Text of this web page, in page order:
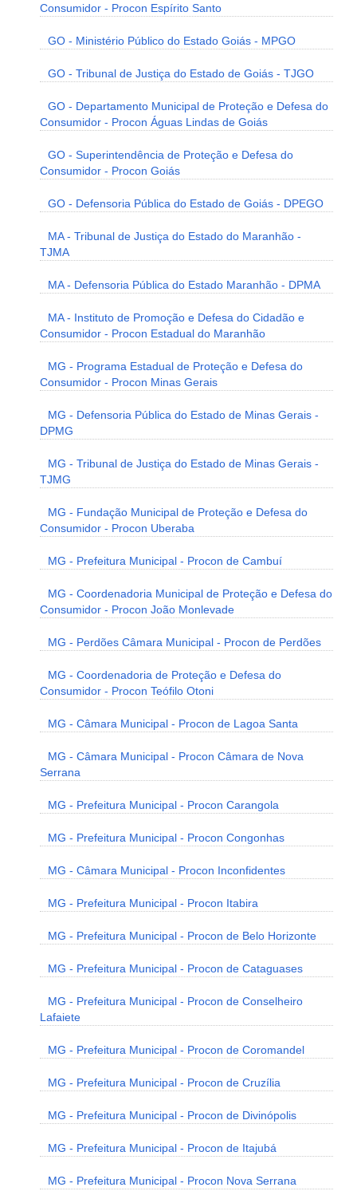
Consumidor - Procon Espírito Santo
GO - Ministério Público do Estado Goiás - MPGO
GO - Tribunal de Justiça do Estado de Goiás - TJGO
GO - Departamento Municipal de Proteção e Defesa do
Consumidor - Procon Águas Lindas de Goiás
GO - Superintendência de Proteção e Defesa do
Consumidor - Procon Goiás
GO - Defensoria Pública do Estado de Goiás - DPEGO
MA - Tribunal de Justiça do Estado do Maranhão -
TJMA
MA - Defensoria Pública do Estado Maranhão - DPMA
MA - Instituto de Promoção e Defesa do Cidadão e
Consumidor - Procon Estadual do Maranhão
MG - Programa Estadual de Proteção e Defesa do
Consumidor - Procon Minas Gerais
MG - Defensoria Pública do Estado de Minas Gerais -
DPMG
MG - Tribunal de Justiça do Estado de Minas Gerais -
TJMG
MG - Fundação Municipal de Proteção e Defesa do
Consumidor - Procon Uberaba
MG - Prefeitura Municipal - Procon de Cambuí
MG - Coordenadoria Municipal de Proteção e Defesa do
Consumidor - Procon João Monlevade
MG - Perdões Câmara Municipal - Procon de Perdões
MG - Coordenadoria de Proteção e Defesa do
Consumidor - Procon Teófilo Otoni
MG - Câmara Municipal - Procon de Lagoa Santa
MG - Câmara Municipal - Procon Câmara de Nova
Serrana
MG - Prefeitura Municipal - Procon Carangola
MG - Prefeitura Municipal - Procon Congonhas
MG - Câmara Municipal - Procon Inconfidentes
MG - Prefeitura Municipal - Procon Itabira
MG - Prefeitura Municipal - Procon de Belo Horizonte
MG - Prefeitura Municipal - Procon de Cataguases
MG - Prefeitura Municipal - Procon de Conselheiro
Lafaiete
MG - Prefeitura Municipal - Procon de Coromandel
MG - Prefeitura Municipal - Procon de Cruzília
MG - Prefeitura Municipal - Procon de Divinópolis
MG - Prefeitura Municipal - Procon de Itajubá
MG - Prefeitura Municipal - Procon Nova Serrana